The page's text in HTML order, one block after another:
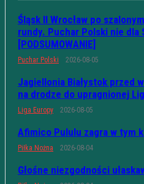
Śląsk II Wrocław po
rundy. Puchar Polski nie dla
[PODSUMOWANIE]
Puchar Polski 2026-08-05
Jagiellonia Białystok przed
na drodze do upragnionej
Liga Europy 2026-08-05
Afimico Pululu zagra w tym
Piłka Nożna 2026-08-04
Głośne niezgodności